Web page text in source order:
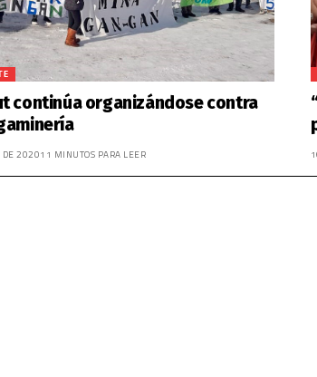
continúa organizándose contra
DE 202011 MINUTOS PARA LEER